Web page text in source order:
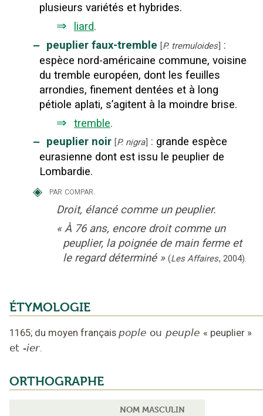
plusieurs variétés et hybrides.
⇒ liard.
‒ peuplier faux-tremble [P. tremuloides] :
espèce nord-américaine commune, voisine
du tremble européen, dont les feuilles
arrondies, finement dentées et à long
pétiole aplati, s’agitent à la moindre brise.
⇒ tremble.
‒ peuplier noir [P. nigra : grande espèce
eurasienne dont est issu le peuplier de
Lombardie.
◈ par compar.
Droit, élancé comme un peuplier.
« À 76 ans, encore droit comme un
peuplier, la poignée de main ferme et
le regard déterminé » (Les Affaires, 2004).
ÉTYMOLOGIE
1165; du moyen français pople ou peuple « peuplier »
et -ier.
ORTHOGRAPHE
NOM MASCULIN